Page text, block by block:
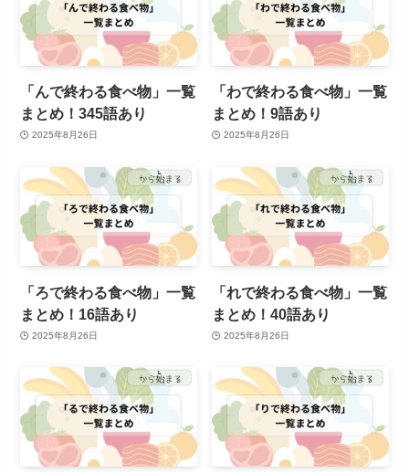
「んで終わる食べ物」一覧
まとめ！345語あり
2025年8月26日
「わで終わる食べ物」一覧
まとめ！9語あり
2025年8月26日
「ろで終わる食べ物」一覧
まとめ！16語あり
2025年8月26日
「れで終わる食べ物」一覧
まとめ！40語あり
2025年8月26日